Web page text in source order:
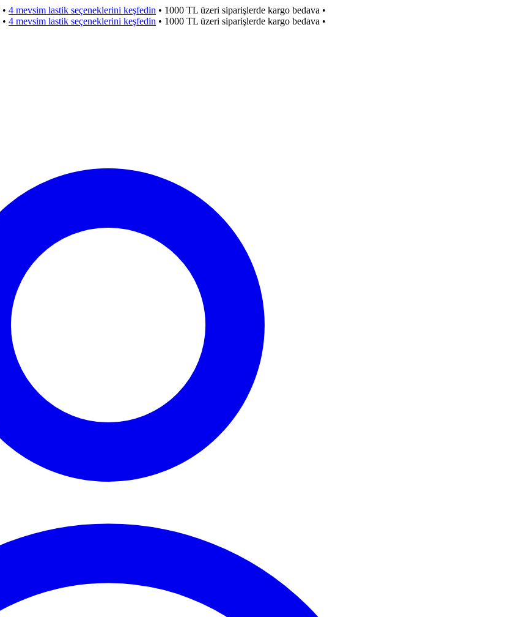
• 4 mevsim lastik seçeneklerini keşfedin • 1000 TL üzeri siparişlerde kargo bedava •
• 4 mevsim lastik seçeneklerini keşfedin • 1000 TL üzeri siparişlerde kargo bedava •